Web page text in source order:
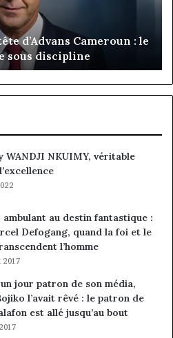
d’Advans Cameroun : le
sous discipline
à
la
WANDJI NKUIMY, véritable
ambulant au destin fantastique :
Defogang, quand la foi et le
l’homme
2017
jour patron de son média,
l’avait rêvé : le patron de
est allé jusqu’au bout